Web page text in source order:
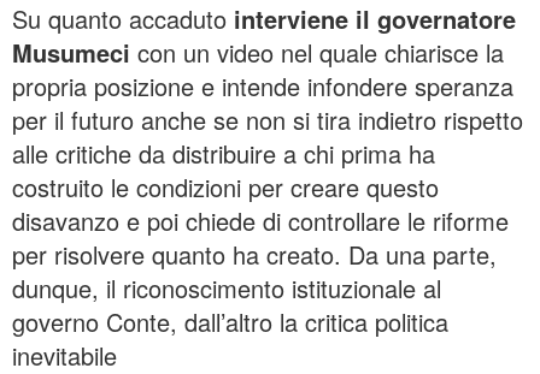
Su quanto accaduto interviene il governatore
Musumeci con un video nel quale chiarisce la
propria posizione e intende infondere speranza
per il futuro anche se non si tira indietro rispetto
alle critiche da distribuire a chi prima ha
costruito le condizioni per creare questo
disavanzo e poi chiede di controllare le riforme
per risolvere quanto ha creato. Da una parte,
dunque, il riconoscimento istituzionale al
governo Conte, dall’altro la critica politica
inevitabile